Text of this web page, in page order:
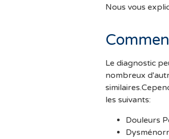
Nous vous
Le diagnostic
nombreux
les suivants:
Douleurs